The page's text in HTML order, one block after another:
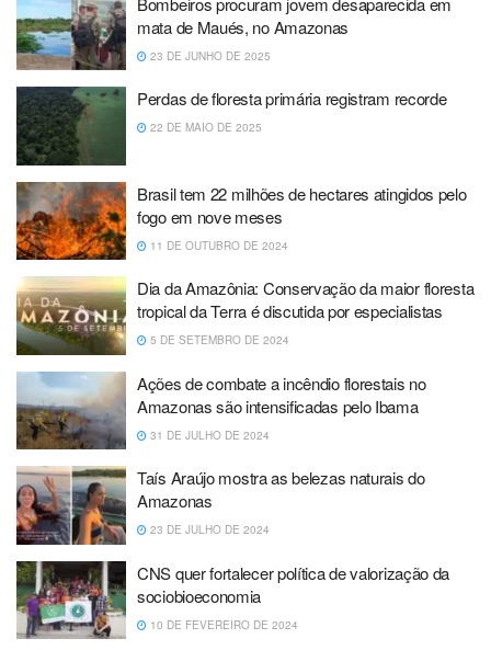
mata de Maués, no Amazonas
23 DE JUNHO DE 2025
Perdas de floresta primária registram recorde
22 DE MAIO DE 2025
Brasil tem 22 milhões de hectares atingidos pelo
fogo em nove meses
11 DE OUTUBRO DE 2024
Dia da Amazônia: Conservação da maior floresta
tropical da Terra é discutida por especialistas
5 DE SETEMBRO DE 2024
Ações de combate a incêndio florestais no
Amazonas são intensificadas pelo Ibama
31 DE JULHO DE 2024
Taís Araújo mostra as belezas naturais do
Amazonas
23 DE JULHO DE 2024
CNS quer fortalecer política de valorização da
sociobioeconomia
10 DE FEVEREIRO DE 2024